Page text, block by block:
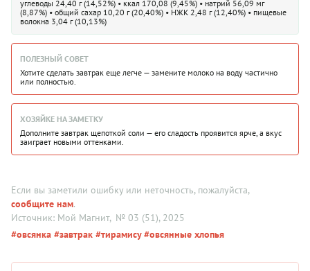
углеводы 24,40 г (14,52%) • ккал 170,08 (9,45%) • натрий 56,09 мг
(8,87%) • общий сахар 10,20 г (20,40%) • НЖК 2,48 г (12,40%) • пищевые
волокна 3,04 г (10,13%)
ПОЛЕЗНЫЙ СОВЕТ
Хотите сделать завтрак еще легче — замените молоко на воду частично
или полностью.
ХОЗЯЙКЕ НА ЗАМЕТКУ
Дополните завтрак щепоткой соли — его сладость проявится ярче, а вкус
заиграет новыми оттенками.
Если вы заметили ошибку или неточность, пожалуйста,
сообщите нам.
Источник: Мой Магнит, № 03 (51), 2025
#овсянка #завтрак #тирамису#овсянные хлопья